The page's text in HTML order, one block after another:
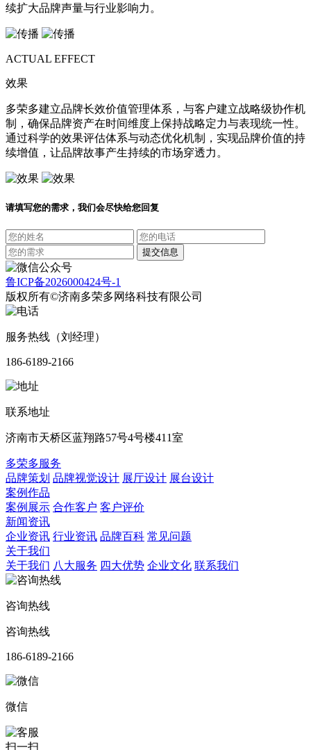
续扩大品牌声量与行业影响力。
ACTUAL EFFECT
效果
多荣多建立品牌长效价值管理体系，与客户建立战略级协作机
制，确保品牌资产在时间维度上保持战略定力与表现统一性。
通过科学的效果评估体系与动态优化机制，实现品牌价值的持
续增值，让品牌故事产生持续的市场穿透力。
请填写您的需求，我们会尽快给您回复
鲁ICP备2026000424号-1
版权所有©济南多荣多网络科技有限公司
服务热线（刘经理）
186-6189-2166
联系地址
济南市天桥区蓝翔路57号4号楼411室
多荣多服务
品牌策划 品牌视觉设计 展厅设计 展台设计
案例作品
案例展示 合作客户 客户评价
新闻资讯
企业资讯 行业资讯 品牌百科 常见问题
关于我们
关于我们 八大服务 四大优势 企业文化 联系我们
咨询热线
咨询热线
186-6189-2166
微信
扫一扫